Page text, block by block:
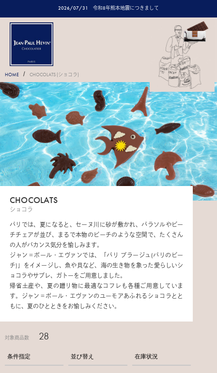
2026/07/31 令和8年熊本地震につきまして
HOME / CHOCOLATS (ショコラ)
CHOCOLATS
ショコラ
パリでは、夏になると、セーヌ川に砂が敷かれ、パラソルやビー
チチェアが並び、まるで本物のビーチのような空間で、たくさん
の人がバカンス気分を愉しみます。
ジャン＝ポール・エヴァンでは、「パリ プラージュ(パリのビー
チ)」をイメージし、魚や貝など、海の生き物を象った愛らしいシ
ョコラやサブレ、ガトーをご用意しました。
帰省土産や、夏の贈り物に最適なコフレも各種ご用意していま
す。ジャン＝ポール・エヴァンのユーモアあふれるショコラとと
もに、夏のひとときをお愉しみください。
対象商品数 28
条件指定 並び替え 在庫状況